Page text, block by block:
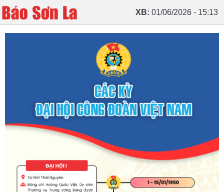
XB: 01/06/2026 - 15:13